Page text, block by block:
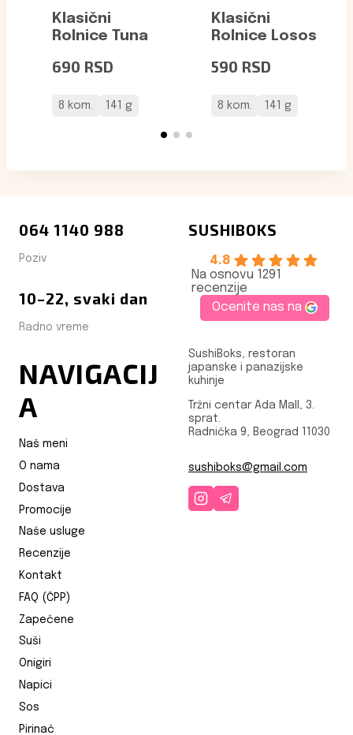
Klasični
Rolnice Tuna
690 RSD
8 kom. 141 g
Klasični
Rolnice Losos
590 RSD
8 kom. 141 g
064 1140 988
Poziv
10–22, svaki dan
Radno vreme
NAVIGACIJ
A
Naš meni
O nama
Dostava
Promocije
Naše usluge
Recenzije
Kontakt
FAQ (ČPP)
Zapečene
Suši
Onigiri
Napici
Sos
Pirinač
SUSHIBOKS
4.8
Na osnovu 1291
recenzije
Ocenite nas na
SushiBoks, restoran
japanske i panazijske
kuhinje
Tržni centar Ada Mall, 3.
sprat.
Radnička 9, Beograd 11030
sushiboks@gmail.com